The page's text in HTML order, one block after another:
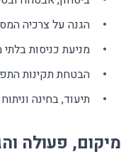
הגנה על צרכיה
מניעת כניסות
הבטחת תקינות
תיעוד, בחינה
מיקום, פעולה